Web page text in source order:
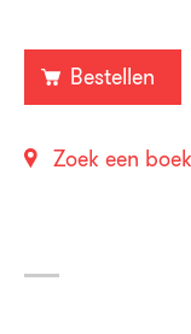
Bestellen
Zoek een